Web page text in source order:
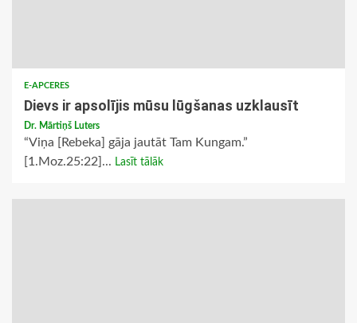
E-APCERES
Dievs ir apsolījis mūsu lūgšanas uzklausīt
Dr. Mārtiņš Luters
“Viņa [Rebeka] gāja jautāt Tam Kungam.”
[1.Moz.25:22]... Lasīt tālāk